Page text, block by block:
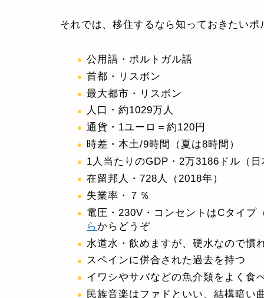
それでは、移住するなら知っておきたい
公用語・ポルトガル語
首都・リスボン
最大都市・リスボン
人口・約1029万人
通貨・1ユーロ＝約120円
時差・本土/9時間（夏は8時間）
1人当たりのGDP・2万3186ドル（
在留邦人・728人（2018年）
失業率・７％
電圧・230V・コンセントはCタイプ
ら からどうぞ
水道水・飲めますが、硬水なので慣
スペインに併合された過去を持つ
イワシやサバなどの魚介類をよく食
民族音楽はファドといい、結構暗い